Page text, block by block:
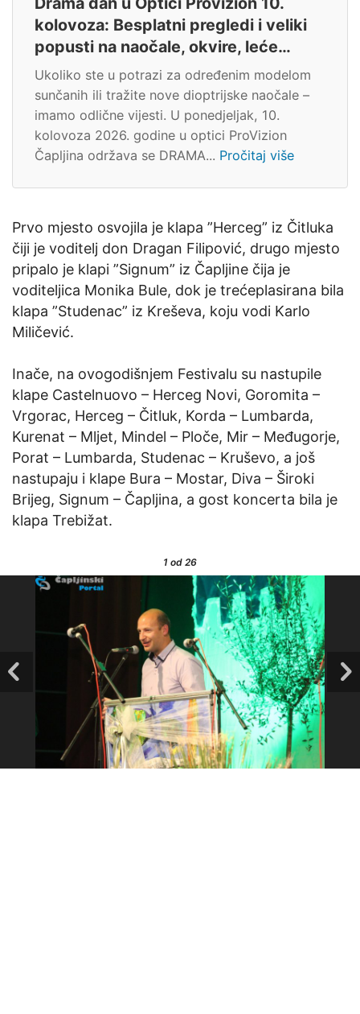
kolovoza: Besplatni pregledi i veliki
popusti na naočale, okvire, leće…
Ukoliko ste u potrazi za određenim modelom
sunčanih ili tražite nove dioptrijske naočale –
imamo odlične vijesti. U ponedjeljak, 10.
kolovoza 2026. godine u optici ProVizion
Čapljina održava se DRAMA... Pročitaj više
Prvo mjesto osvojila je klapa ”Herceg” iz Čitluka
čiji je voditelj don Dragan Filipović, drugo mjesto
pripalo je klapi ”Signum” iz Čapljine čija je
voditeljica Monika Bule, dok je trećeplasirana bila
klapa ”Studenac” iz Kreševa, koju vodi Karlo
Miličević.
Inače, na ovogodišnjem Festivalu su nastupile
klape Castelnuovo – Herceg Novi, Goromita –
Vrgorac, Herceg – Čitluk, Korda – Lumbarda,
Kurenat – Mljet, Mindel – Ploče, Mir – Međugorje,
Porat – Lumbarda, Studenac – Kruševo, a još
nastupaju i klape Bura – Mostar, Diva – Široki
Brijeg, Signum – Čapljina, a gost koncerta bila je
klapa Trebižat.
1 od 26